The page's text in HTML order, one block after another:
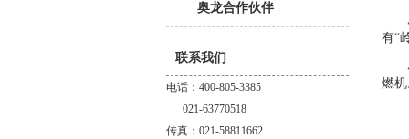
奥龙合作伙伴
联系我们
电话：400-805-3385
021-63770518
传真：021-58811662
有“
燃